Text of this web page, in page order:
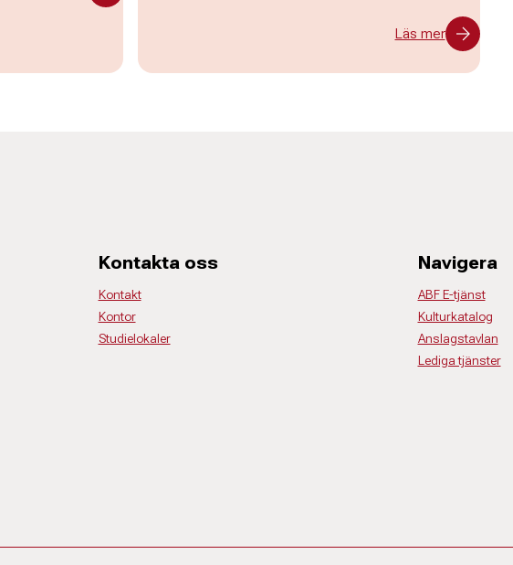
Läs mer
Kontakta oss
Kontakt
Kontor
Studielokaler
Navigera
ABF E-tjänst
Kulturkatalog
Anslagstavlan
Lediga tjänster